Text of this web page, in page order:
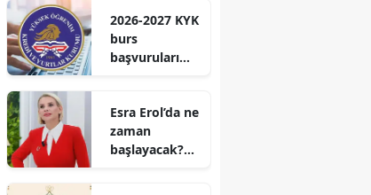
2026-2027 KYK
burs
başvuruları
yüksek lisans
ve doktora
tutarları belli
Esra Erol’da ne
zaman
başlayacak?